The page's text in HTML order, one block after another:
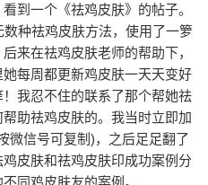
到一个《祛鸡皮肤》的帖子。
种祛鸡皮肤方法，使用了一箩
来在祛鸡皮肤老师的帮助下，
每周都更新鸡皮肤一天天变好
我忍不住的联系了那个帮她祛
助祛鸡皮肤的。我当时立即加
微信号可复制)，之后足足翻了
皮肤和祛鸡皮肤印成功案例分
同鸡皮肤友的案例。